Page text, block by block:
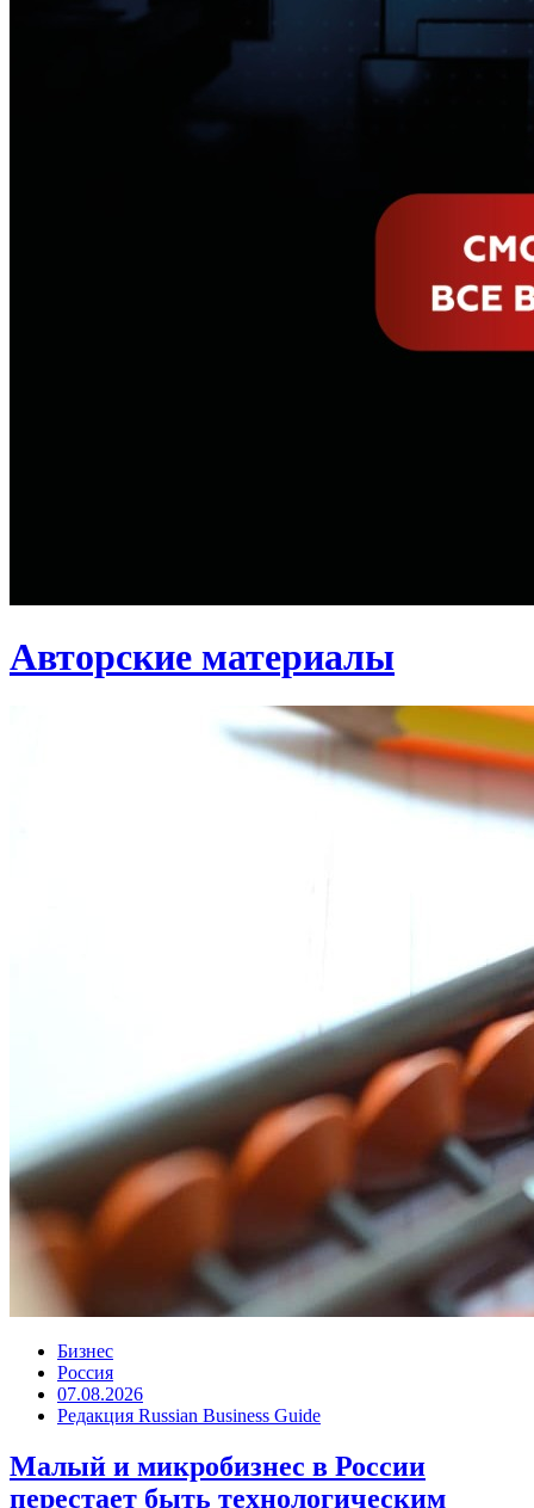
Авторские материалы
Бизнес
Россия
07.08.2026
Редакция Russian Business Guide
Малый и микробизнес в России
перестает быть технологическим